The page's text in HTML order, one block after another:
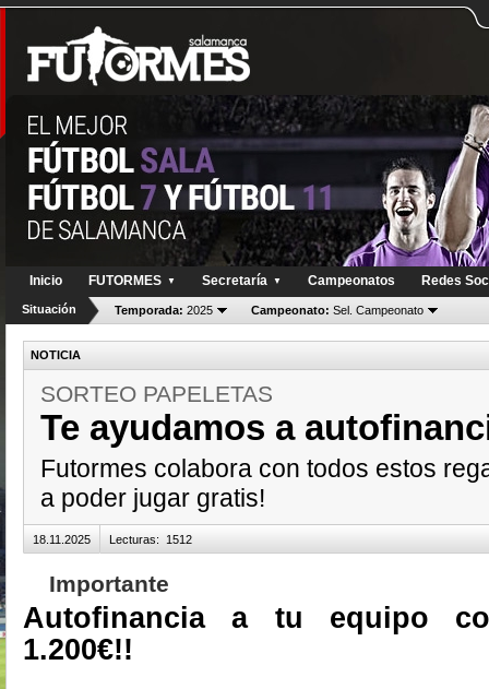
Inicio FUTORMES ▼ Secretaría ▼ Campeonatos Redes
Situación Temporada: 2025 Campeonato: Sel. Campeonato
NOTICIA
SORTEO PAPELETAS
Te ayudamos a
Futormes colabora con todos estos
a poder jugar gratis!
18.11.2025 Lecturas: 1512
Importante
Autofinancia a tu equipo
1.200€!!